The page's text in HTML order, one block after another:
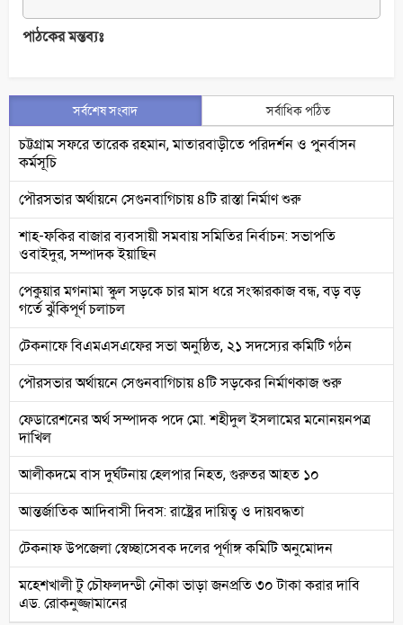
পাঠকের মন্তব্যঃ
সর্বশেষ সংবাদ সর্বাধিক পঠিত
চট্টগ্রাম সফরে তারেক রহমান, মাতারবাড়ীতে পরিদর্শন ও পুনর্বাসন
কর্মসূচি
পৌরসভার অর্থায়নে সেগুনবাগিচায় ৪টি রাস্তা নির্মাণ শুরু
শাহ-ফকির বাজার ব্যবসায়ী সমবায় সমিতির নির্বাচন: সভাপতি
ওবাইদুর, সম্পাদক ইয়াছিন
পেকুয়ার মগনামা স্কুল সড়কে চার মাস ধরে সংস্কারকাজ বন্ধ, বড় বড়
গর্তে ঝুঁকিপূর্ণ চলাচল
টেকনাফে বিএমএসএফের সভা অনুষ্ঠিত, ২১ সদস্যের কমিটি গঠন
পৌরসভার অর্থায়নে সেগুনবাগিচায় ৪টি সড়কের নির্মাণকাজ শুরু
ফেডারেশনের অর্থ সম্পাদক পদে মো. শহীদুল ইসলামের মনোনয়নপত্র
দাখিল
আলীকদমে বাস দুর্ঘটনায় হেলপার নিহত, গুরুতর আহত ১০
আন্তর্জাতিক আদিবাসী দিবস: রাষ্ট্রের দায়িত্ব ও দায়বদ্ধতা
টেকনাফ উপজেলা স্বেচ্ছাসেবক দলের পূর্ণাঙ্গ কমিটি অনুমোদন
মহেশখালী টু চৌফলদন্ডী নৌকা ভাড়া জনপ্রতি ৩০ টাকা করার দাবি
এড. রোকনুজ্জামানের